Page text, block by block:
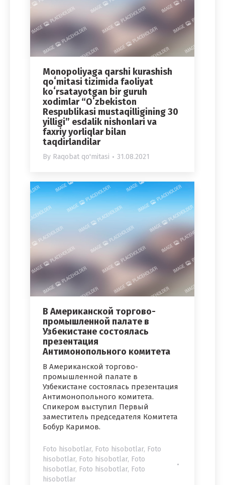
Monopoliyaga qarshi kurashish
qoʻmitasi tizimida faoliyat
koʻrsatayotgan bir guruh
xodimlar “Oʻzbekiston
Respublikasi mustaqilligining 30
yilligi” esdalik nishonlari va
faxriy yorliqlar bilan
taqdirlandilar
By Raqobat qo'mitasi 31.08.2021
В Американской торгово-
промышленной палате в
Узбекистане состоялась
презентация
Антимонопольного комитета
В Американской торгово-
промышленной палате в
Узбекистане состоялась презентация
Антимонопольного комитета.
Спикером выступил Первый
заместитель председателя Комитета
Бобур Каримов.
Foto hisobotlar, Foto hisobotlar, Foto
hisobotlar, Foto hisobotlar, Foto
hisobotlar, Foto hisobotlar, Foto
hisobotlar